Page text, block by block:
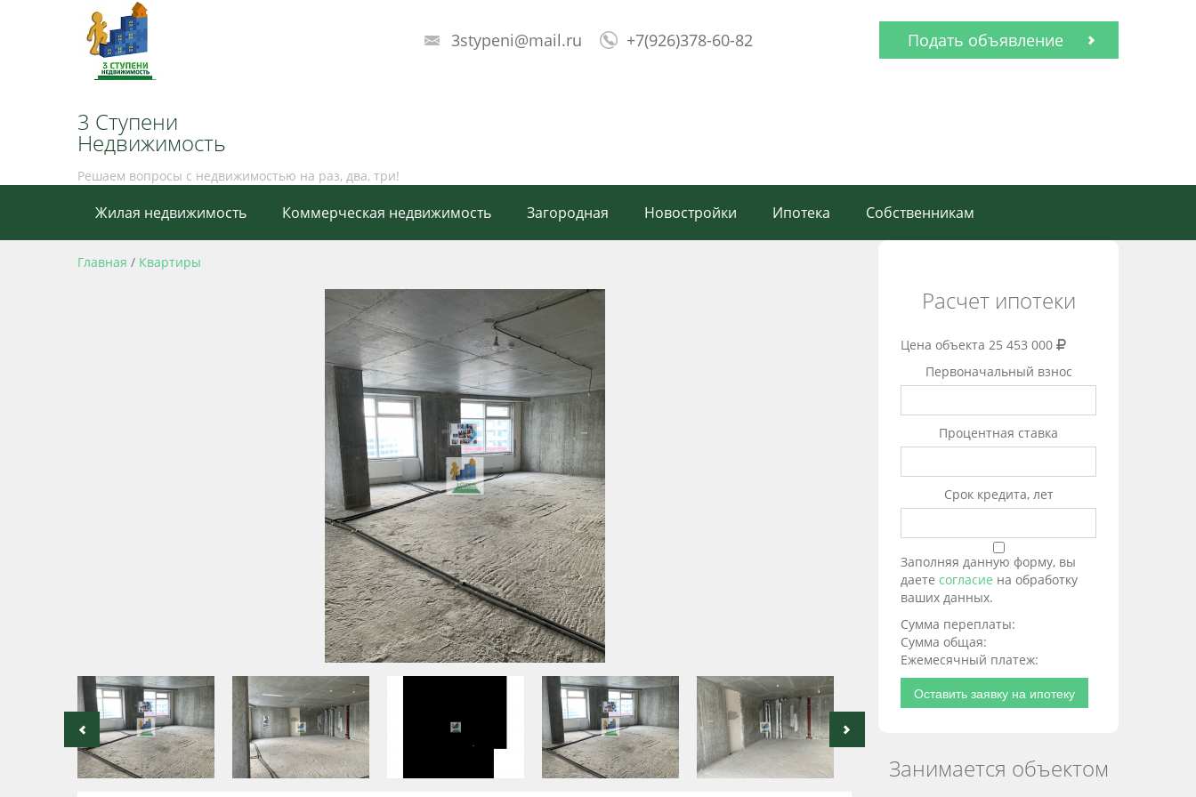
3 Ступени
Недвижимость
Решаем вопросы с недвижимостью на раз, два, три!
3stypeni@mail.ru +7(926)378-60-82 Подать объявление
Жилая недвижимость Коммерческая недвижимость Загородная Новостройки Ипотека Собственникам
Главная / Квартиры
Расчет ипотеки
Цена объекта 25 453 000
Первоначальный взнос
Процентная ставка
Срок кредита, лет
Заполняя данную форму, вы
даете согласие на обработку
ваших данных.
Сумма переплаты:
Сумма общая:
Ежемесячный платеж:
Оставить заявку на ипотеку
Занимается объектом